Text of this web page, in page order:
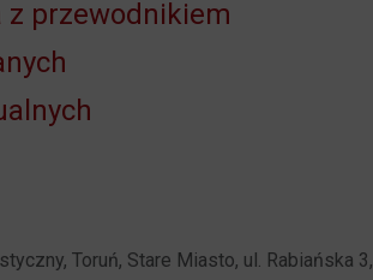
z przewodnikiem
Toruń, Stare Miasto, ul. Rabiańska 3,